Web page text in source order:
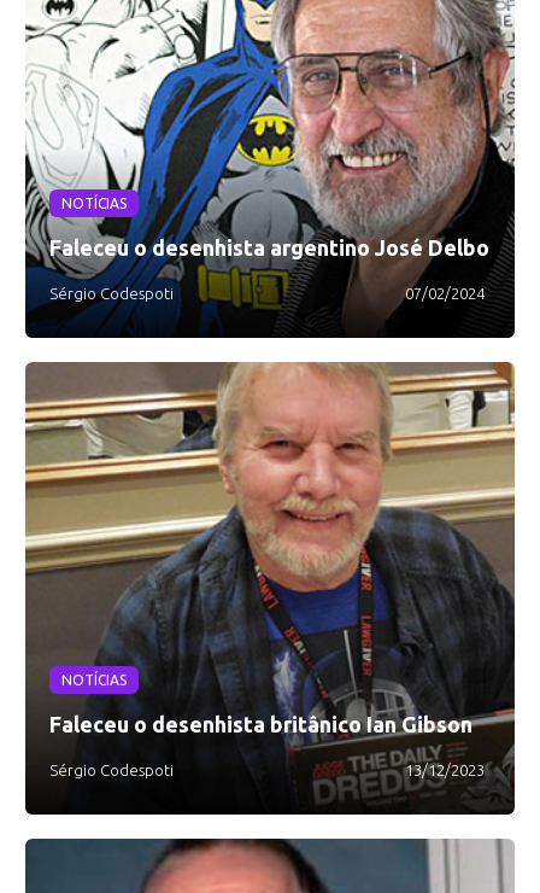
NOTÍCIAS
Faleceu o desenhista argentino José Delbo
Sérgio Codespoti 07/02/2024
NOTÍCIAS
Faleceu o desenhista britânico Ian Gibson
Sérgio Codespoti 13/12/2023